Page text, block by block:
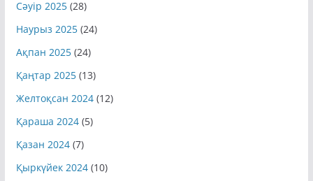
Сәуір 2025(28)
Наурыз 2025(24)
Ақпан 2025(24)
Қаңтар 2025(13)
Желтоқсан 2024(12)
Қараша 2024(5)
Қазан 2024(7)
Қыркүйек 2024(10)